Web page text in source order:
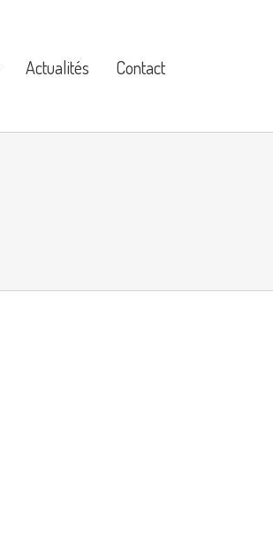
Actualités Contact